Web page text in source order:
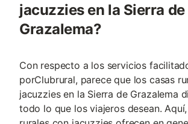
jacuzzies en la Sierra de
Grazalema?
Con respecto a los servicios
porClubrural, parece que los casas
jacuzzies en la Sierra de Grazalema
todo lo que los viajeros desean.